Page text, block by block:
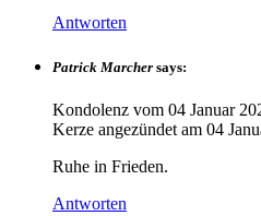
Antworten
Patrick Marcher says:
Kondolenz vom 04 Januar
Kerze angezündet am 04
Ruhe in Frieden.
Antworten